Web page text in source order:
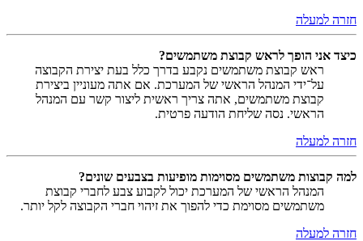
חזרה למעלה
כיצד אני הופך לראש קבוצת משתמשים?
ראש קבוצת משתמשים נקבע בדרך כלל בעת יצירת הקבוצה
על־ידי המנהל הראשי של המערכת. אם אתה מעוניין ביצירת
קבוצת משתמשים, אתה צריך ראשית ליצור קשר עם המנהל
הראשי. נסה שליחת הודעה פרטית.
חזרה למעלה
למה קבוצות משתמשים מסוימות מופיעות בצבעים שונים?
המנהל הראשי של המערכת יכול לקבוע צבע לחברי קבוצת
משתמשים מסוימת כדי להפוך את זיהוי חברי הקבוצה לקל יותר.
חזרה למעלה